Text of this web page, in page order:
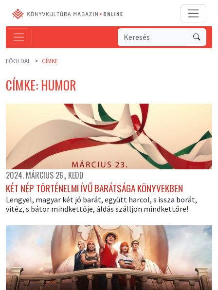
FŐOLDAL CÍMKE
CÍMKE: HUMOR
2024. MÁRCIUS 26., KEDD
KÉT NÉP TÖRTÉNELMI ÍVŰ BARÁTSÁGA KÖNYVEKBEN
Lengyel, magyar két jó barát, együtt harcol, s issza borát,
vitéz, s bátor mindkettője, áldás szálljon mindkettőre!